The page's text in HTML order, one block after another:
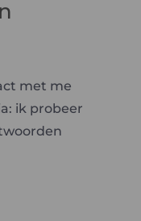
met me
ik probeer